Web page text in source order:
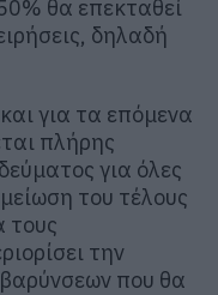
θα επεκταθεί
δηλαδή
για τα επόμενα
πλήρης
για όλες
μείωση του τέλους
τους
την
που θα